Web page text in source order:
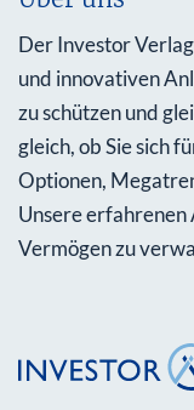
Der Investor
und innovativen
zu schützen und
gleich, ob Sie sich
Optionen,
Unsere erfahrenen
Vermögen zu